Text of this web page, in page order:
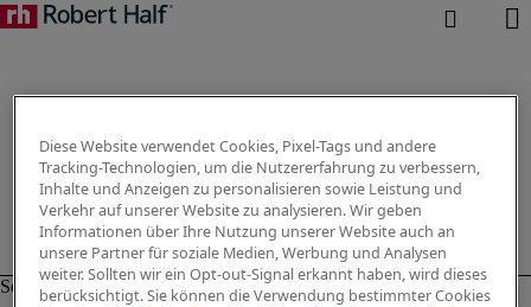
Diese Website verwendet Cookies, Pixel-Tags und andere
Tracking-Technologien, um die Nutzererfahrung zu verbessern,
Inhalte und Anzeigen zu personalisieren sowie Leistung und
Verkehr auf unserer Website zu analysieren. Wir geben
Informationen über Ihre Nutzung unserer Website auch an
unsere Partner für soziale Medien, Werbung und Analysen
weiter. Sollten wir ein Opt-out-Signal erkannt haben, wird dieses
berücksichtigt. Sie können die Verwendung bestimmter Cookies